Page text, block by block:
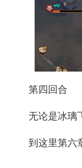
第四回合
无论是冰璃
到这里第六